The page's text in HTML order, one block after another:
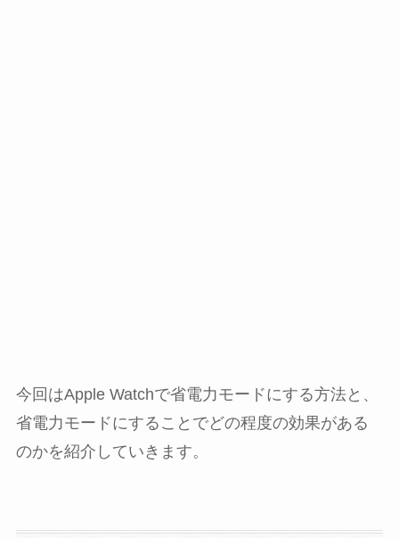
今回はApple Watchで省電力モードにする方法と、
省電力モードにすることでどの程度の効果がある
のかを紹介していきます。